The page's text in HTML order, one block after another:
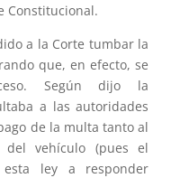
Constitucional.
a la Corte tumbar la
que, en efecto, se
Según dijo la
a las autoridades
de la multa tanto al
vehículo (pues el
ley a responder